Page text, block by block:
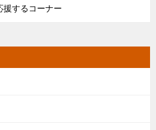
援するコーナー